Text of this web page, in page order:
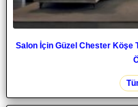
Salon İçin Güzel Chester Köşe